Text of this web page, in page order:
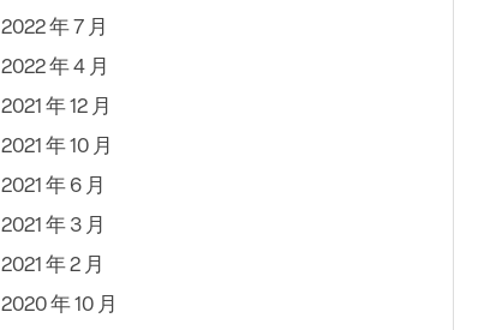
2022 年 7 月
2022 年 4 月
2021 年 12 月
2021 年 10 月
2021 年 6 月
2021 年 3 月
2021 年 2 月
2020 年 10 月